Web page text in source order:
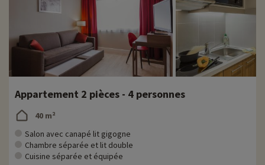
Appartement 2 pièces - 4 personnes
40 m²
Salon avec canapé lit gigogne
Chambre séparée et lit double
Cuisine séparée et équipée